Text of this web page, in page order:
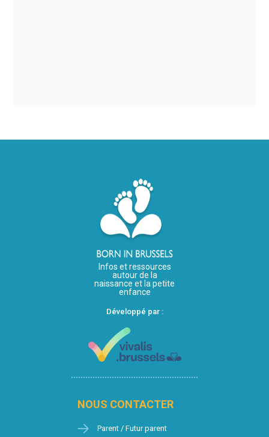
Infos et ressources
autour de la
naissance et la petite
enfance
Développé par :
NOUS CONTACTER
Parent / Futur parent